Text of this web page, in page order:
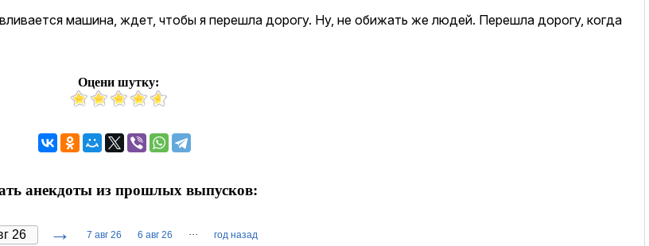
машина, ждет, чтобы я перешла дорогу. Ну, не обижать же людей. Перешла дорогу, когда
Оцени шутку:
анекдоты из прошлых выпусков:
→ 7 авг 26 6 авг 26 ··· год назад